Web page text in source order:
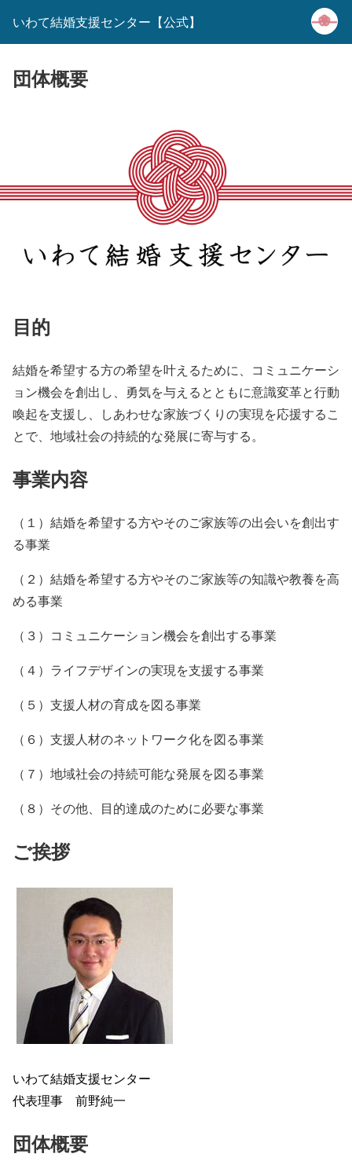
いわて結婚支援センター【公式】
団体概要
目的
結婚を希望する方の希望を叶えるために、コミュニケーシ
ョン機会を創出し、勇気を与えるとともに意識変革と行動
喚起を支援し、しあわせな家族づくりの実現を応援するこ
とで、地域社会の持続的な発展に寄与する。
事業内容
（１）結婚を希望する方やそのご家族等の出会いを創出す
る事業
（２）結婚を希望する方やそのご家族等の知識や教養を高
める事業
（３）コミュニケーション機会を創出する事業
（４）ライフデザインの実現を支援する事業
（５）支援人材の育成を図る事業
（６）支援人材のネットワーク化を図る事業
（７）地域社会の持続可能な発展を図る事業
（８）その他、目的達成のために必要な事業
ご挨拶
いわて結婚支援センター
代表理事 前野純一
団体概要